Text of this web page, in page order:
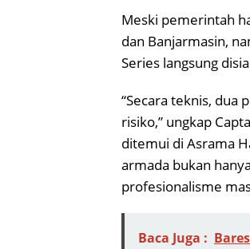
Meski pemerintah
dan Banjarmasin,
Series langsung
“Secara teknis, dua
risiko,” ungkap
ditemui di Asrama
armada bukan
profesionalisme
Baca Juga :